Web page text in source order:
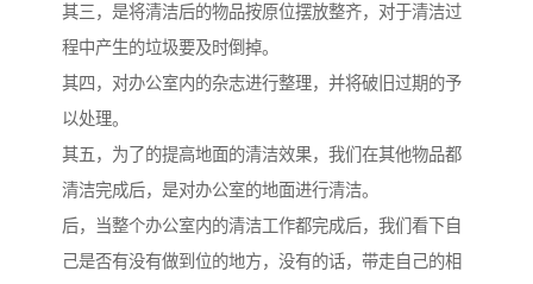
其三，是将清洁后的物品按原位摆放整齐，对于清洁过
程中产生的垃圾要及时倒掉。
其四，对办公室内的杂志进行整理，并将破旧过期的予
以处理。
其五，为了的提高地面的清洁效果，我们在其他物品都
清洁完成后，是对办公室的地面进行清洁。
后，当整个办公室内的清洁工作都完成后，我们看下自
己是否有没有做到位的地方，没有的话，带走自己的相